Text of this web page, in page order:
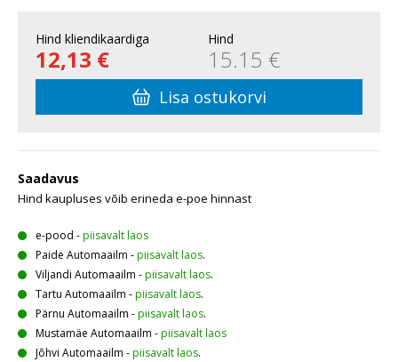
Hind kliendikaardiga
12,13 €
Hind
15.15 €
Lisa ostukorvi
Saadavus
Hind kaupluses võib erineda e-poe hinnast
e-pood -piisavalt laos
Paide Automaailm -piisavalt laos.
Viljandi Automaailm -piisavalt laos.
Tartu Automaailm -piisavalt laos.
Pärnu Automaailm -piisavalt laos.
Mustamäe Automaailm -piisavalt laos
Jõhvi Automaailm -piisavalt laos.